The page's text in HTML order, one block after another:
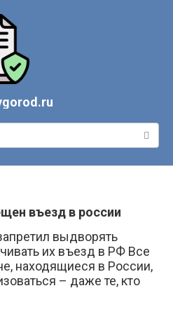
въезд в россии
выдворять
их въезд в РФ Все
находящиеся в России,
– даже те, кто